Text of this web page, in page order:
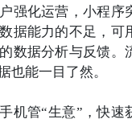
强化运营，小程序
据能力的不足，可
数据分析与反馈。
也能一目了然。
机管“生意”，快速